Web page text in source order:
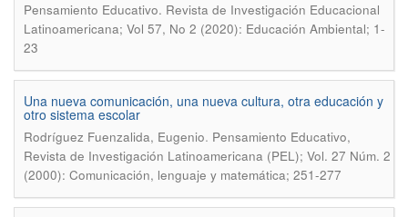
Pensamiento Educativo. Revista de Investigación Educacional
Latinoamericana; Vol 57, No 2 (2020): Educación Ambiental; 1-
23
Una nueva comunicación, una nueva cultura, otra educación y
otro sistema escolar
Rodríguez Fuenzalida, Eugenio. Pensamiento Educativo,
Revista de Investigación Latinoamericana (PEL); Vol. 27 Núm. 2
(2000): Comunicación, lenguaje y matemática; 251-277